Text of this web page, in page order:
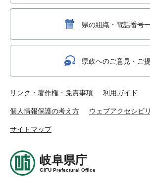
県の組織・電話番号
県政へのご意見・ご
リンク・著作権・免責事項 利用ガイド
個人情報保護の考え方 ウェブアクセシビ
サイトマップ
岐阜県庁
GIFU Prefectural Office